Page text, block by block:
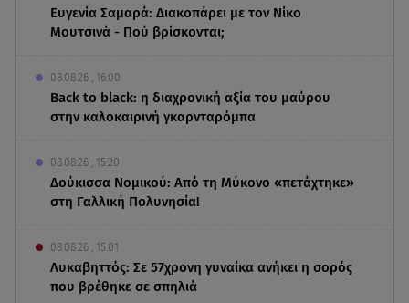
Ευγενία Σαμαρά: Διακοπάρει με τον Νίκο
Μουτσινά - Πού βρίσκονται;
08.08.26 , 16:00
Back to black: η διαχρονική αξία του μαύρου
στην καλοκαιρινή γκαρνταρόμπα
08.08.26 , 15:20
Δούκισσα Νομικού: Από τη Μύκονο «πετάχτηκε»
στη Γαλλική Πολυνησία!
08.08.26 , 15:01
Λυκαβηττός: Σε 57χρονη γυναίκα ανήκει η σορός
που βρέθηκε σε σπηλιά